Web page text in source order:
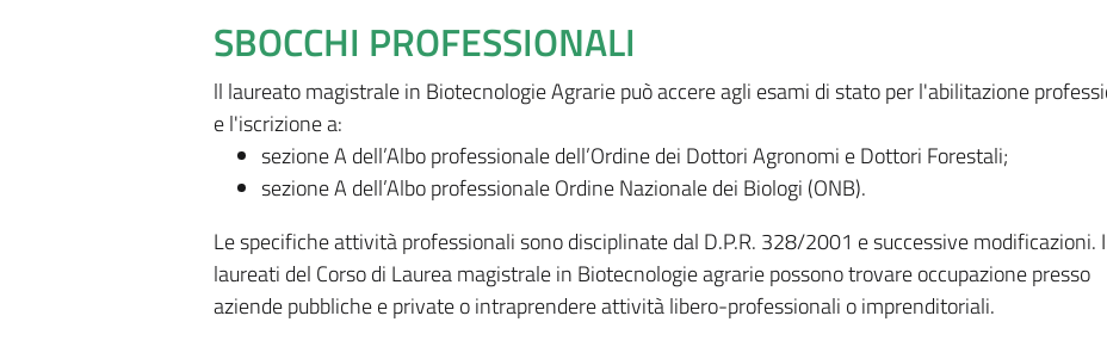
SBOCCHI PROFESSIONALI
ll laureato magistrale in Biotecnologie Agrarie può accere agli esami di stato per l'abilitazione
e l'iscrizione a:
sezione A dell’Albo professionale dell’Ordine dei Dottori Agronomi e Dottori Forestali;
sezione A dell’Albo professionale Ordine Nazionale dei Biologi (ONB).
Le specifiche attività professionali sono disciplinate dal D.P.R. 328/2001 e successive modificazioni. I
laureati del Corso di Laurea magistrale in Biotecnologie agrarie possono trovare occupazione presso
aziende pubbliche e private o intraprendere attività libero-professionali o imprenditoriali.